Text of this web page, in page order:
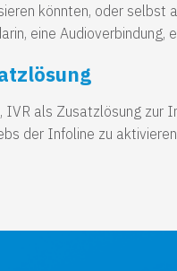
könnten, oder selbst
eine Audioverbindung,
IVR als Zusatzlösung zur
der Infoline zu